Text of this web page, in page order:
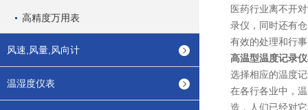
高精度万用表
风速,风量,风向计
温湿度仪表
医药行业离不开
录仪，同时还有
有效的处理和行
高温型温度记录仪
选择相应的温度
在各行各业中，
造，人们已经对